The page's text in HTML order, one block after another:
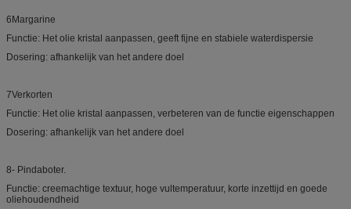
6Margarine
Functie: Het olie kristal aanpassen, geeft fijne en stabiele waterdispersie
Dosering: afhankelijk van het andere doel
7Verkorten
Functie: Het olie kristal aanpassen, verbeteren van de functie eigenschappen
Dosering: afhankelijk van het andere doel
8- Pindaboter.
Functie: creemachtige textuur, hoge vultemperatuur, korte inzettijd en goede
oliehoudendheid